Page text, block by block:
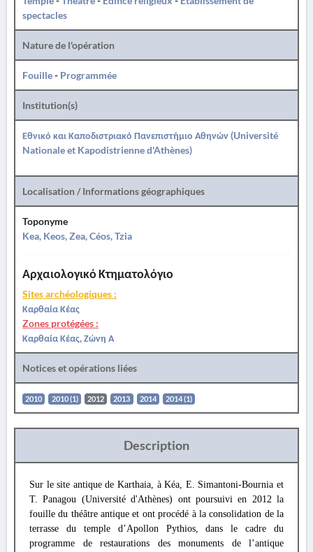
spectacles
Nature de l'opération
Fouille- Programmée
Institution(s)
Εθνικό και Καποδιστριακό Πανεπιστήμιο Αθηνών (Université
Nationale et Kapodistrienne d'Athènes)
Localisation / Informations géographiques
Toponyme
Kea, Keos, Zea, Céos, Tzia
Αρχαιολογικό Κτηματολόγιο
Sites archéologiques :
Καρθαία Κέας
Zones protégées :
Καρθαία Κέας, Ζώνη Α
Notices et opérations liées
2010 2010 (1) 2012 2013 2014 2014 (1)
Description
Sur le site antique de Karthaia, à Kéa, E. Simantoni-Bournia et
T. Panagou (Université d'Athènes) ont poursuivi en 2012 la
fouille du théâtre antique et ont procédé à la consolidation de la
terrasse du temple d’Apollon Pythios, dans le cadre du
programme de restaurations des monuments de l’antique